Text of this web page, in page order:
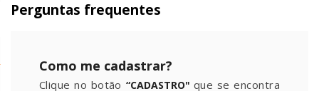
Perguntas frequentes
Como me cadastrar?
Clique no botão “CADASTRO" que se encontra